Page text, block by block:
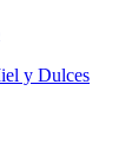
y Dulces